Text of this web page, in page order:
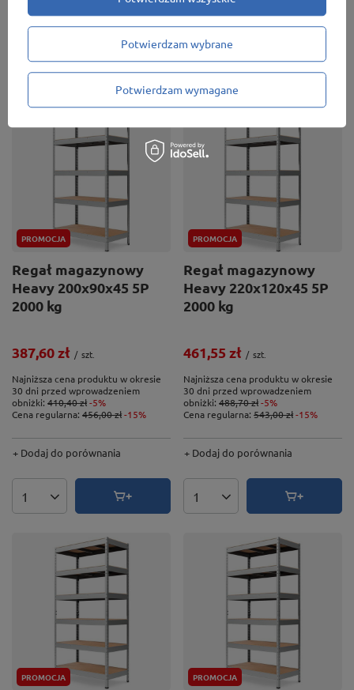
+ Dodaj do porównania
Ilość produktów
+ Dodaj do porównania
Ilość produktów
PROMOCJA
Regał magazynowy
Heavy 200x90x45 5P
2000 kg
387,60 zł / szt.
Najniższa cena produktu w okresie
30 dni przed wprowadzeniem
obniżki: 410,40 zł-5%
Cena regularna: 456,00 zł-15%
+ Dodaj do porównania
Ilość produktów
PROMOCJA
Regał magazynowy
Heavy 220x120x45 5P
2000 kg
461,55 zł / szt.
Najniższa cena produktu w okresie
30 dni przed wprowadzeniem
obniżki: 488,70 zł-5%
Cena regularna: 543,00 zł-15%
+ Dodaj do porównania
Ilość produktów
PROMOCJA PROMOCJA
Potwierdzam wybrane
Potwierdzam wymagane